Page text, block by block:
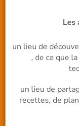
Les
un lieu de
, de ce que
un lieu de
recettes, de